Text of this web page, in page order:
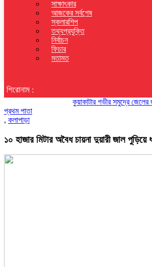
সাক্ষাৎকার
আজকের সর্বশেষ
স্কলারশিপ
তথ্যপ্রযুক্তি
নির্বাচন
ফিচার
মতামত
শিরোনাম :
কুয়াকাটার গভীর সমুদ্রে জেলের জালে
প্রথম পাতা
, কলাপাড়া
১০ হাজার মিটার অবৈধ চায়না দুয়ারী জাল পুড়িয়ে